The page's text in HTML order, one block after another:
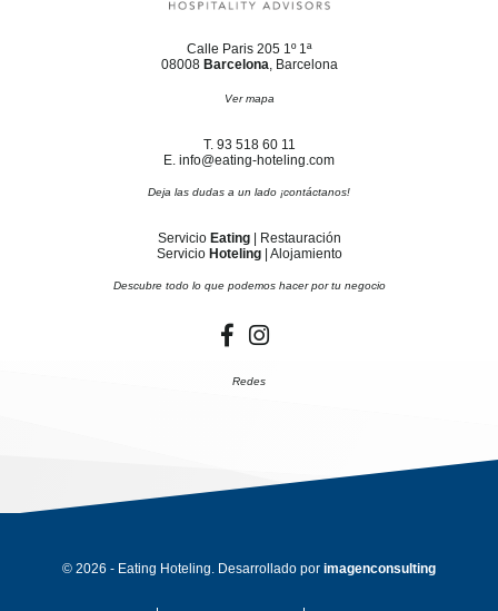
Calle Paris 205 1º 1ª
08008 Barcelona, Barcelona
Ver mapa
T. 93 518 60 11
E. info@eating-hoteling.com
Deja las dudas a un lado ¡contáctanos!
Servicio Eating| Restauración
Servicio Hoteling| Alojamiento
Descubre todo lo que podemos hacer por tu negocio
Redes
© 2026 - Eating Hoteling. Desarrollado por imagenconsulting